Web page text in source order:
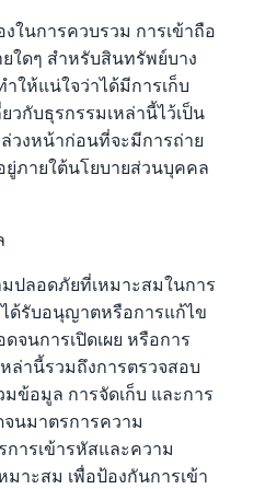
ในการควบรวม การเข้าถือ
ใดๆ สำหรับสินทรัพย์บาง
ให้แน่ใจว่าได้มีการเก็บ
กับธุรกรรมเหล่านี้ไว้เป็น
วงหน้าก่อนที่จะมีการถ่าย
ภายใต้นโยบายส่วนบุคคล
องข้อมูล
ปลอดภัยที่เหมาะสมในการ
ด้รับอนุญาตหรือการแก้ไข
จนการเปิดเผย หรือการ
ล่านี้รวมถึงการตรวจสอบ
ข้อมูล การจัดเก็บ และการ
จนมาตรการความ
ารเข้ารหัสและความ
าะสม เพื่อป้องกันการเข้า